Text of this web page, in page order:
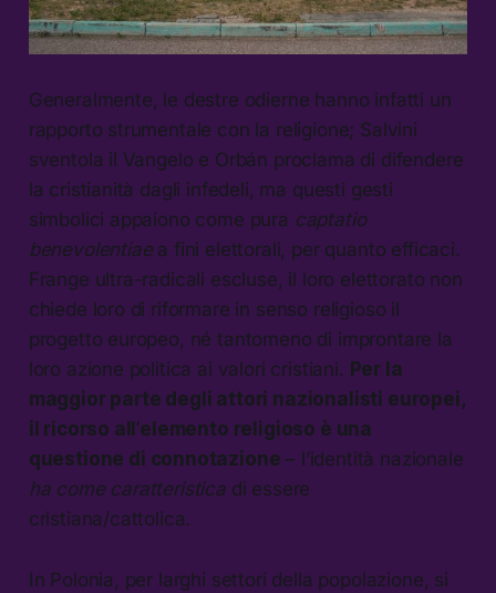
Generalmente, le destre odierne hanno infatti un
rapporto strumentale con la religione; Salvini
sventola il Vangelo e Orbán proclama di difendere
la cristianità dagli infedeli, ma questi gesti
simbolici appaiono come pura captatio
benevolentiae a fini elettorali, per quanto efficaci.
Frange ultra-radicali escluse, il loro elettorato non
chiede loro di riformare in senso religioso il
progetto europeo, né tantomeno di improntare la
loro azione politica ai valori cristiani. Per la
maggior parte degli attori nazionalisti europei,
il ricorso all’elemento religioso è una
questione di connotazione – l’identità nazionale
ha come caratteristicadi essere
cristiana/cattolica.
In Polonia, per larghi settori della popolazione, si